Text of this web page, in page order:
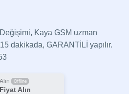
Kaya GSM uzman
dakikada, GARANTİLİ yapılır.
Offline
Alın